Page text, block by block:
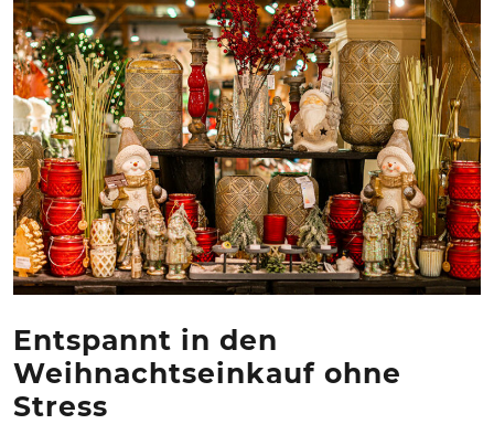
Entspannt in den
Weihnachtseinkauf ohne
Stress